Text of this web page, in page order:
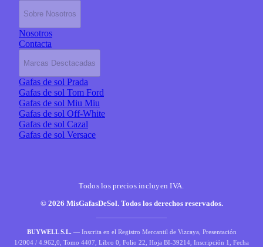
Sobre Nosotros
Nosotros
Contacta
Marcas Desctacadas
Gafas de sol Prada
Gafas de sol Tom Ford
Gafas de sol Miu Miu
Gafas de sol Off-White
Gafas de sol Cazal
Gafas de sol Versace
Todos los precios incluyen IVA.
© 2026 MisGafasDeSol. Todos los derechos reservados.
BUYWELL S.L. — Inscrita en el Registro Mercantil de Vizcaya, Presentación
1/2004 / 4.962,0, Tomo 4407, Libro 0, Folio 22, Hoja BI-39214, Inscripción 1, Fecha